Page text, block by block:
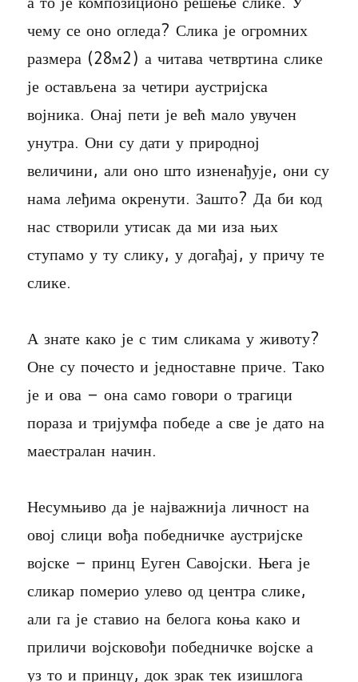
чему се оно огледа? Слика је огромних
размера (28м2) а читава четвртина слике
је остављена за четири аустријска
војника. Онај пети је већ мало увучен
унутра. Они су дати у природној
величини, али оно што изненађује, они су
нама леђима окренути. Зашто? Да би код
нас створили утисак да ми иза њих
ступамо у ту слику, у догађај, у причу те
слике.
А знате како је с тим сликама у животу?
Оне су почесто и једноставне приче. Тако
је и ова – она само говори о трагици
пораза и тријумфа победе а све је дато на
маестралан начин.
Несумњиво да је најважнија личност на
овој слици вођа победничке аустријске
војске – принц Еуген Савојски. Њега је
сликар померио улево од центра слике,
али га је ставио на белога коња како и
приличи војсковођи победничке војске а
уз то и принцу, док зрак тек изишлога